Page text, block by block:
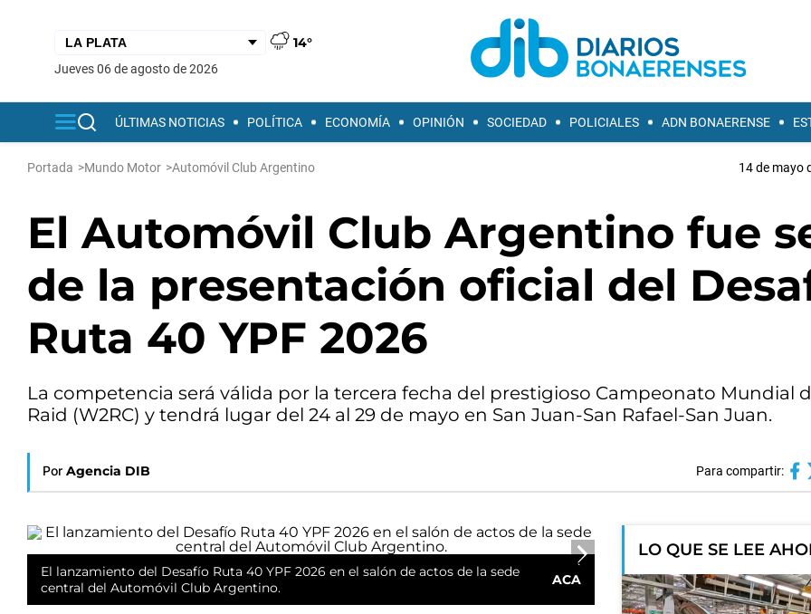
14°
jueves 06 de agosto de 2026
ÚLTIMAS NOTICIAS POLÍTICA ECONOMÍA OPINIÓN SOCIEDAD POLICIALES ADN BONAERENSE
Portada >Mundo Motor >Automóvil Club Argentino 14 de mayo
El Automóvil Club Argentino fue
de la presentación oficial del
Ruta 40 YPF 2026
La competencia será válida por la tercera fecha del prestigioso Campeonato Mundial
Raid (W2RC) y tendrá lugar del 24 al 29 de mayo en San Juan-San Rafael-San Juan.
Por Agencia DIB Para compartir:
El lanzamiento del Desafío Ruta 40 YPF 2026 en el salón de actos de la sede
central del Automóvil Club Argentino.
ACA
LO QUE SE LEE